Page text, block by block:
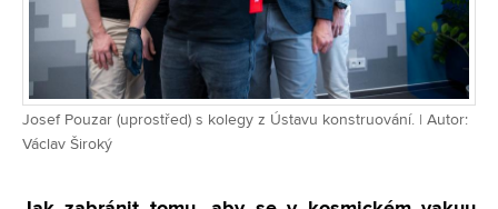
Josef Pouzar (uprostřed) s kolegy z Ústavu konstruování. | Autor:
Václav Široký